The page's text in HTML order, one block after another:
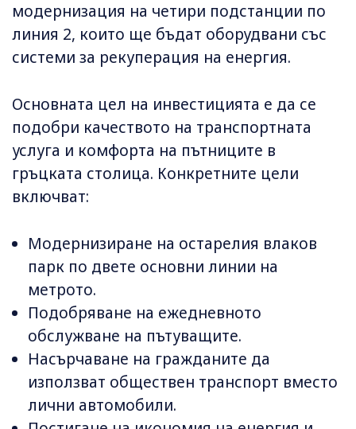
модернизация на четири подстанции по
линия 2, които ще бъдат оборудвани със
системи за рекуперация на енергия.
Основната цел на инвестицията е да се
подобри качеството на транспортната
услуга и комфорта на пътниците в
гръцката столица. Конкретните цели
включват:
Модернизиране на остарелия влаков
парк по двете основни линии на
метрото.
Подобряване на ежедневното
обслужване на пътуващите.
Насърчаване на гражданите да
използват обществен транспорт вместо
лични автомобили.